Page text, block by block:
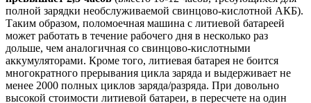
полной зарядки необслуживаемой свинцово-кислотной АКБ).
Таким образом, поломоечная машина с литиевой батареей
может работать в течение рабочего дня в несколько раз
дольше, чем аналогичная со свинцово-кислотными
аккумуляторами. Кроме того, литиевая батарея не боится
многократного прерывания цикла заряда и выдерживает не
менее 2000 полных циклов заряда/разряда. При довольно
высокой стоимости литиевой батареи, в пересчете на один